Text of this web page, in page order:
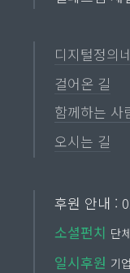
디지털정의
걸어온 길
함께하는 사
오시는 길
후원 안내 :
소셜펀치 단
일시후원 기